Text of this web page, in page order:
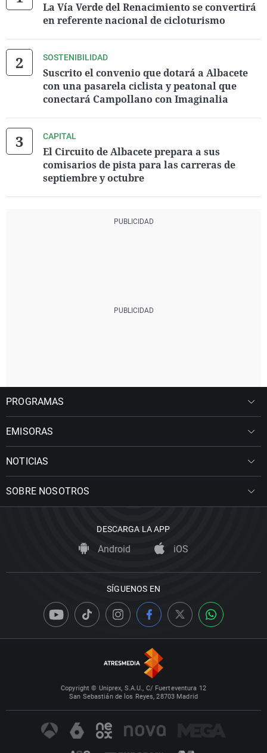
La Vía Verde del Renacimiento se convertirá
en referente nacional de cicloturismo
SOSTENIBILIDAD
Suscrito el convenio que dotará a Albacete
con una pasarela ciclista y peatonal que
conectará Campollano con Imaginalia
CAPITAL
El Circuito de Albacete prepara a sus
comisarios de pista para las carreras de
septiembre y octubre
PROGRAMAS
EMISORAS
NOTICIAS
SOBRE NOSOTROS
DESCARGA LA APP
Android iOS
SÍGUENOS EN
Copyright © Uniprex, S.A.U., C/ Fuerteventura 12
San Sebastián de los Reyes, 28703 Madrid